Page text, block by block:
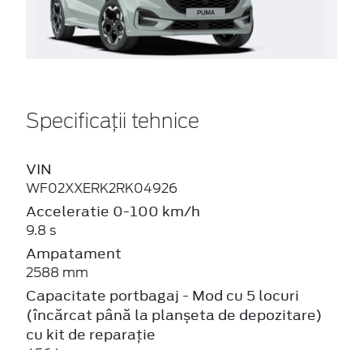
Specificații tehnice
VIN
WF02XXERK2RK04926
Acceleratie 0-100 km/h
9.8 s
Ampatament
2588 mm
Capacitate portbagaj - Mod cu 5 locuri
(încărcat până la planșeta de depozitare)
cu kit de reparație